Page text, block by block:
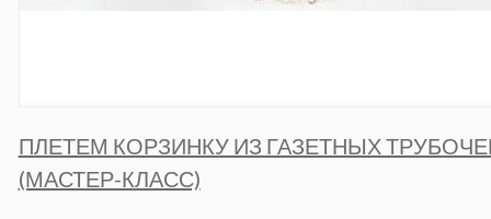
ПЛЕТЕМ КОРЗИНКУ ИЗ ГАЗЕТНЫХ
(МАСТЕР-КЛАСС)